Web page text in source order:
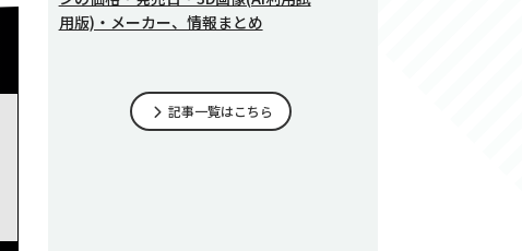
用版)・メーカー、情報まとめ
記事一覧はこちら